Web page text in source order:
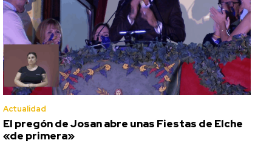
Actualidad
El pregón de Josan abre unas Fiestas de Elche
«de primera»